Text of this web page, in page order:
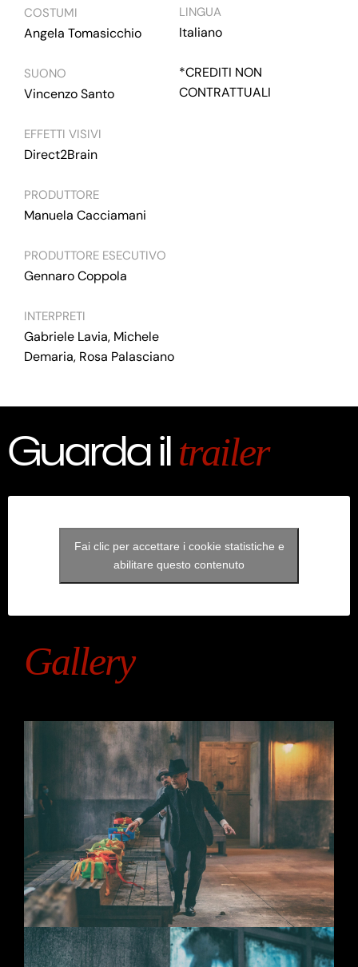
COSTUMI
Angela Tomasicchio
SUONO
Vincenzo Santo
EFFETTI VISIVI
Direct2Brain
PRODUTTORE
Manuela Cacciamani
PRODUTTORE ESECUTIVO
Gennaro Coppola
INTERPRETI
Gabriele Lavia, Michele
Demaria, Rosa Palasciano
LINGUA
Italiano
*CREDITI NON
CONTRATTUALI
Guarda iltrailer
Fai clic per accettare i cookie statistiche e
abilitare questo contenuto
Gallery